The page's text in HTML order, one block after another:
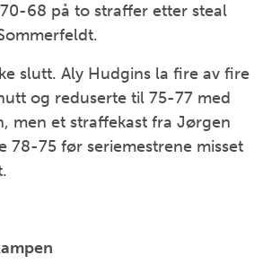
68 på to straffer etter steal
slutt. Aly Hudgins la fire av fire
og reduserte til 75-77 med
men et straffekast fra Jørgen
78-75 før seriemestrene misset